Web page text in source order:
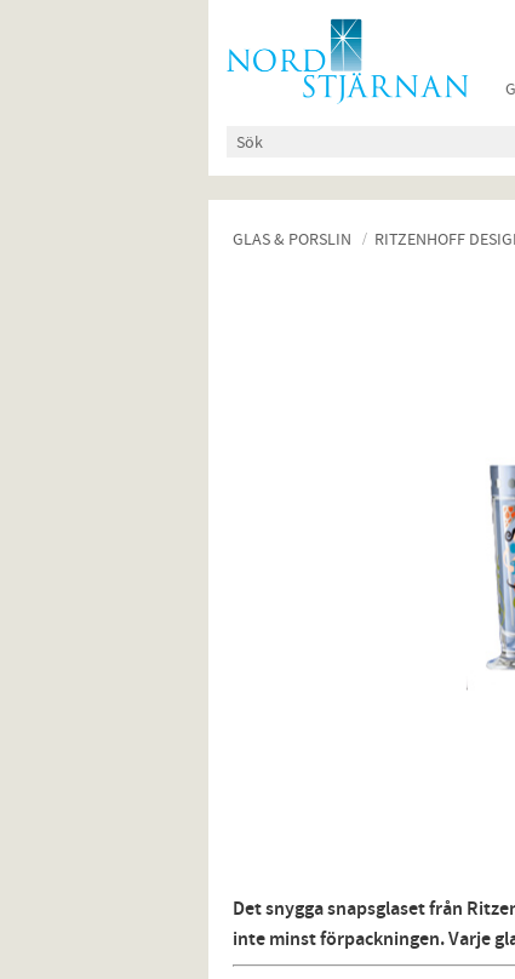
GLAS & PORSLIN RITZENHOFF
Det snygga snapsglaset från
inte minst förpackningen. Varje